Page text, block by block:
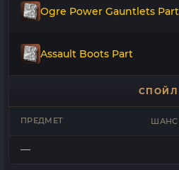
Ogre Power Gauntlets Part
Assault Boots Part
СПОЙЛ
ПРЕДМЕТ ШАНС
—